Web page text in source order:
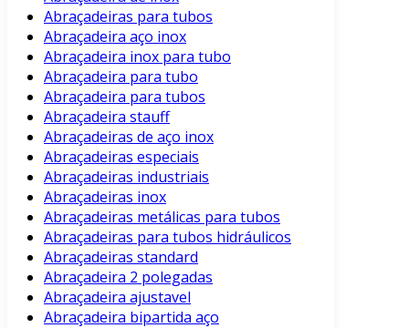
Abraçadeiras para tubos
Abraçadeira aço inox
Abraçadeira inox para tubo
Abraçadeira para tubo
Abraçadeira para tubos
Abraçadeira stauff
Abraçadeiras de aço inox
Abraçadeiras especiais
Abraçadeiras industriais
Abraçadeiras inox
Abraçadeiras metálicas para tubos
Abraçadeiras para tubos hidráulicos
Abraçadeiras standard
Abraçadeira 2 polegadas
Abraçadeira ajustavel
Abraçadeira bipartida aço